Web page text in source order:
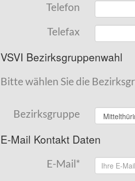
Telefon
Telefax
VSVI Bezirksgruppenwahl
Bitte wählen Sie die
Bezirksgruppe
E-Mail Kontakt Daten
E-Mail*